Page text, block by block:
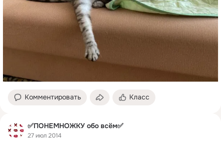
Комментировать Класс
✅ПОНЕМНОЖКУ обо всём✅
27 июл 2014